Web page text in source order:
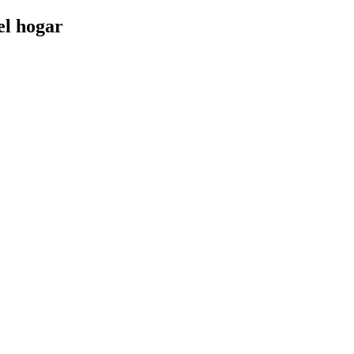
hogar